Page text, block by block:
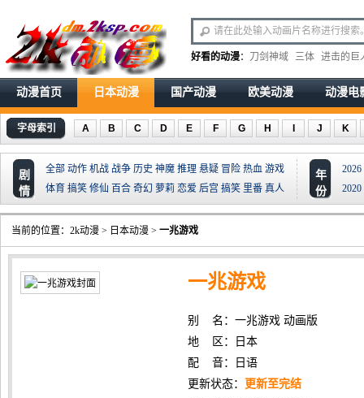
好看的动漫： 刀剑神域 三体 进击的巨
动漫首页 日本动漫 国产动漫 欧美动漫 动漫电
字母索引 A B C D E F G H J K
剧
情
全部 动作 机战 战争 历史 神魔 推理 悬疑 冒险 热血 游戏
体育 搞笑 修仙 百合 奇幻 萝莉 恋爱 后宫 搞笑 里番 真人
年
份
2026
2020
当前的位置： 2k动漫 > 日本动漫 > 一兆游戏
一兆游戏
别 名：一兆游戏 动画版
地 区：日本
配 音：日语
更新状态：
更新至完结